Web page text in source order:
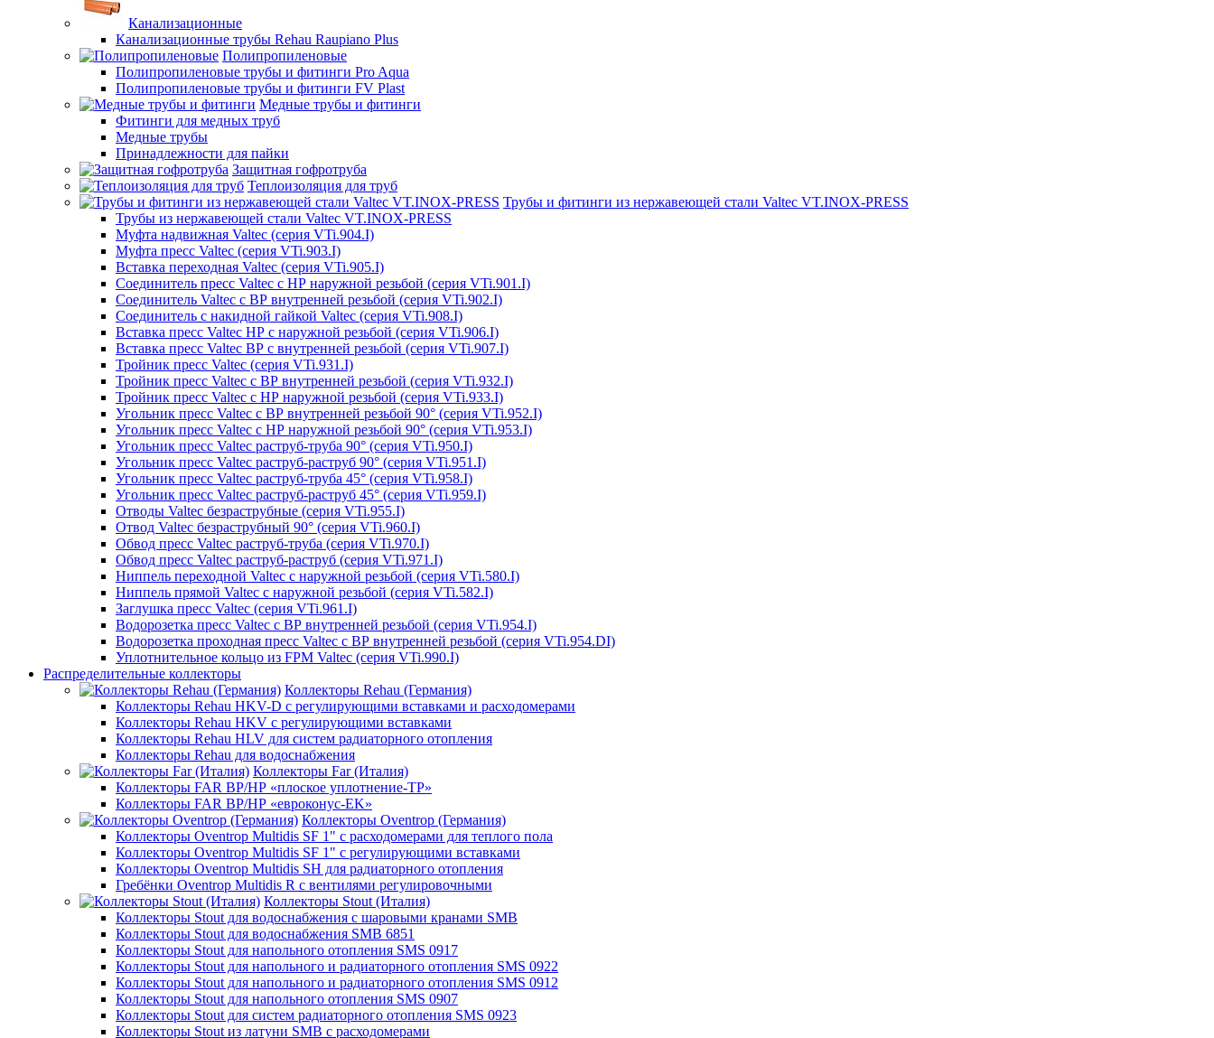
Канализационные
Канализационные трубы Rehau Raupiano Plus
Полипропиленовые
Полипропиленовые трубы и фитинги Pro Aqua
Полипропиленовые трубы и фитинги FV Plast
Медные трубы и фитинги
Фитинги для медных труб
Медные трубы
Принадлежности для пайки
Защитная гофротруба
Теплоизоляция для труб
Трубы и фитинги из нержавеющей стали Valtec VT.INOX-PRESS
Трубы из нержавеющей стали Valtec VT.INOX-PRESS
Муфта надвижная Valtec (серия VTi.904.I)
Муфта пресс Valtec (серия VTi.903.I)
Вставка переходная Valtec (серия VTi.905.I)
Соединитель пресс Valtec с НР наружной резьбой (серия VTi.901.I)
Соединитель Valtec с ВР внутренней резьбой (серия VTi.902.I)
Соединитель с накидной гайкой Valtec (серия VTi.908.I)
Вставка пресс Valtec НР с наружной резьбой (серия VTi.906.I)
Вставка пресс Valtec ВР с внутренней резьбой (серия VTi.907.I)
Тройник пресс Valtec (серия VTi.931.I)
Тройник пресс Valtec с ВР внутренней резьбой (серия VTi.932.I)
Тройник пресс Valtec с НР наружной резьбой (серия VTi.933.I)
Угольник пресс Valtec с ВР внутренней резьбой 90° (серия VTi.952.I)
Угольник пресс Valtec с НР наружной резьбой 90° (серия VTi.953.I)
Угольник пресс Valtec раструб-труба 90° (серия VTi.950.I)
Угольник пресс Valtec раструб-раструб 90° (серия VTi.951.I)
Угольник пресс Valtec раструб-труба 45° (серия VTi.958.I)
Угольник пресс Valtec раструб-раструб 45° (серия VTi.959.I)
Отводы Valtec безраструбные (серия VTi.955.I)
Отвод Valtec безраструбный 90° (серия VTi.960.I)
Обвод пресс Valtec раструб-труба (серия VTi.970.I)
Обвод пресс Valtec раструб-раструб (серия VTi.971.I)
Ниппель переходной Valtec с наружной резьбой (серия VTi.580.I)
Ниппель прямой Valtec с наружной резьбой (серия VTi.582.I)
Заглушка пресс Valtec (серия VTi.961.I)
Водорозетка пресс Valtec с ВР внутренней резьбой (серия VTi.954.I)
Водорозетка проходная пресс Valtec с ВР внутренней резьбой (серия VTi.954.DI)
Уплотнительное кольцо из FPM Valtec (серия VTi.990.I)
Распределительные коллекторы
Коллекторы Rehau (Германия)
Коллекторы Rehau HKV-D с регулирующими вставками и расходомерами
Коллекторы Rehau HKV с регулирующими вставками
Коллекторы Rehau HLV для систем радиаторного отопления
Коллекторы Rehau для водоснабжения
Коллекторы Far (Италия)
Коллекторы FAR ВР/НР «плоское уплотнение-TP»
Коллекторы FAR ВР/НР «евроконус-EK»
Коллекторы Oventrop (Германия)
Коллекторы Oventrop Multidis SF 1" с расходомерами для теплого пола
Коллекторы Oventrop Multidis SF 1" с регулирующими вставками
Коллекторы Oventrop Multidis SH для радиаторного отопления
Гребёнки Oventrop Multidis R с вентилями регулировочными
Коллекторы Stout (Италия)
Коллекторы Stout для водоснабжения с шаровыми кранами SMB
Коллекторы Stout для водоснабжения SMB 6851
Коллекторы Stout для напольного отопления SMS 0917
Коллекторы Stout для напольного и радиаторного отопления SMS 0922
Коллекторы Stout для напольного и радиаторного отопления SMS 0912
Коллекторы Stout для напольного отопления SMS 0907
Коллекторы Stout для систем радиаторного отопления SMS 0923
Коллекторы Stout из латуни SMB с расходомерами